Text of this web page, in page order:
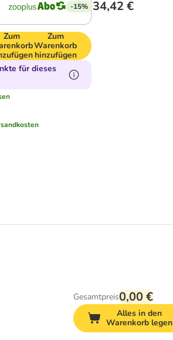
-15% 34,42 €
Zum
Zum
Warenkorb
hinzufügen
für dieses
Gesamtpreis0,00 €
Alles in den
Warenkorb legen